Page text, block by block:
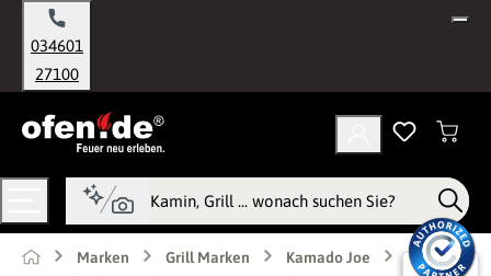
springen
034601
27100
Marken Grill Marken
Kamado Joe